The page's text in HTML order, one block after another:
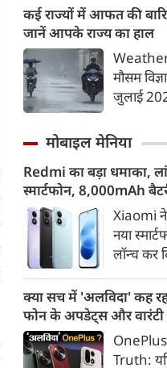
लोगों की
झारखंड के
असम के
लिए 3
की।
कई राज्यों में आफत की
जानें आपके राज्य का हाल
मौसम
जुलाई
होने और
को लेकर
पश्चिम
लेकर उत्तर
क्षेत्रों में
दौरान
मोबाइल मेनिया
Redmi का बड़ा धमाका,
स्मार्टफोन, 8,000mAh
Xiaomi ने
नया
लॉन्च कर
डिस्प्ले,
और
चिपसेट के
50MP का
क्या सच में 'अलविदा' कह
फोन के अपडेट्स और
Truth: